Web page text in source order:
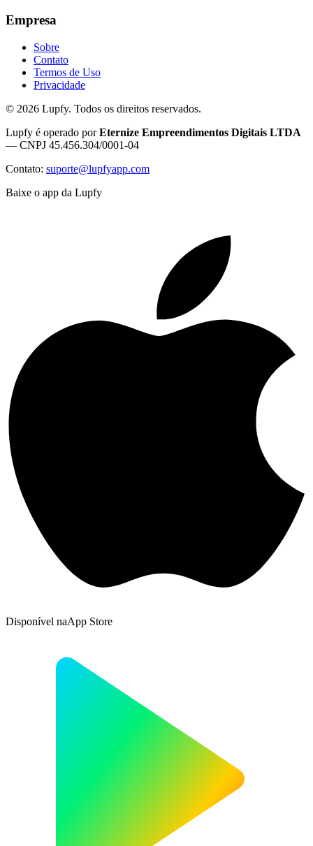
Empresa
Sobre
Contato
Termos de Uso
Privacidade
© 2026 Lupfy. Todos os direitos reservados.
Lupfy é operado porEternize Empreendimentos Digitais LTDA
— CNPJ 45.456.304/0001-04
Contato: suporte@lupfyapp.com
Baixe o app da Lupfy
Disponível naApp Store